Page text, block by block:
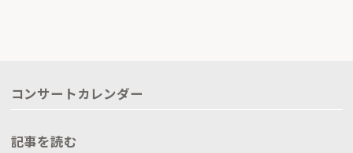
コンサートカレンダー
記事を読む